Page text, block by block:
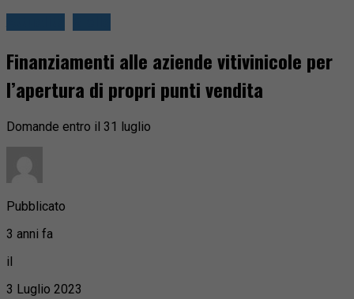
Finanziamenti alle aziende vitivinicole per
l’apertura di propri punti vendita
Domande entro il 31 luglio
Pubblicato
3 anni fa
il
3 Luglio 2023